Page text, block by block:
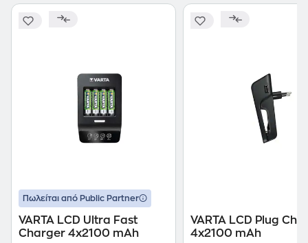
Πωλείται από Public Partner
VARTA LCD Ultra Fast
Charger 4x2100 mAh
VARTA LCD Plug
4x2100 mAh